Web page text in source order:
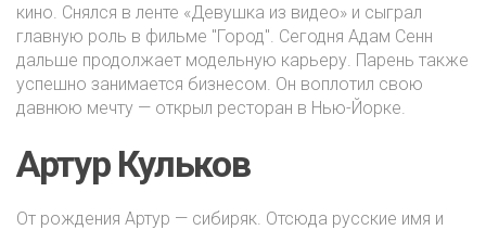
кино. Снялся в ленте «Девушка из видео» и сыграл
главную роль в фильме "Город". Сегодня Адам Сенн
дальше продолжает модельную карьеру. Парень также
успешно занимается бизнесом. Он воплотил свою
давнюю мечту — открыл ресторан в Нью-Йорке.
Артур Кульков
От рождения Артур — сибиряк. Отсюда русские имя и